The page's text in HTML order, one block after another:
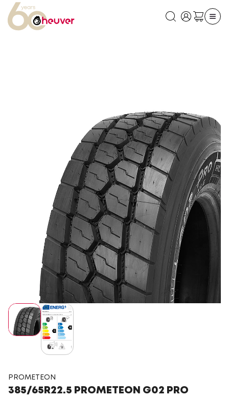
PROMETEON
385/65R22.5 PROMETEON G02 PRO